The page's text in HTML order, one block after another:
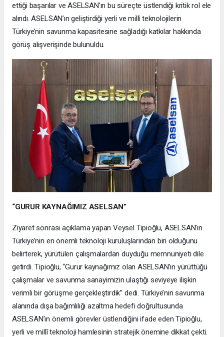
ettiği başarılar ve ASELSAN’ın bu süreçte üstlendiği kritik rol ele
alındı. ASELSAN’ın geliştirdiği yerli ve millî teknolojilerin
Türkiye’nin savunma kapasitesine sağladığı katkılar hakkında
görüş alışverişinde bulunuldu.
“GURUR KAYNAĞIMIZ ASELSAN”
Ziyaret sonrası açıklama yapan Veysel Tipioğlu, ASELSAN’ın
Türkiye’nin en önemli teknoloji kuruluşlarından biri olduğunu
belirterek, yürütülen çalışmalardan duyduğu memnuniyeti dile
getirdi. Tipioğlu, “Gurur kaynağımız olan ASELSAN’ın yürüttüğü
çalışmalar ve savunma sanayimizin ulaştığı seviyeye ilişkin
verimli bir görüşme gerçekleştirdik” dedi. Türkiye’nin savunma
alanında dışa bağımlılığı azaltma hedefi doğrultusunda
ASELSAN’ın önemli görevler üstlendiğini ifade eden Tipioğlu,
yerli ve millî teknoloji hamlesinin stratejik önemine dikkat çekti.